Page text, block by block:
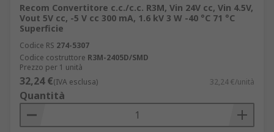
Recom Convertitore c.c./c.c. R3M, Vin 24V cc, Vin 4.5V,
Vout 5V cc, -5 V cc 300 mA, 1.6 kV 3 W -40 °C 71 °C
Superficie
Codice RS 274-5307
Codice costruttore R3M-2405D/SMD
Prezzo per 1 unità
32,24 €(IVA esclusa) 32,24 €/unità
Quantità